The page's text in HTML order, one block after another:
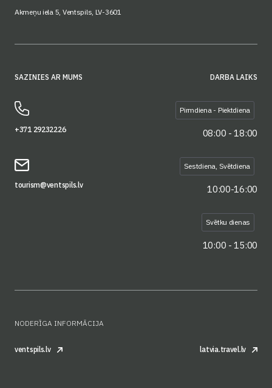
Akmeņu iela 5, Ventspils, LV-3601
SAZINIES AR MUMS
+371 29232226
tourism@ventspils.lv
DARBA LAIKS
Pirmdiena - Piektdiena
08:00 - 18:00
Sestdiena, Svētdiena
10:00-16:00
Svētku dienas
10:00 - 15:00
NODERĪGA INFORMĀCIJA
ventspils.lv latvia.travel.lv